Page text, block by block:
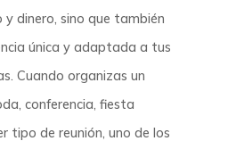
dinero, sino que también
única y adaptada a tus
Cuando organizas un
conferencia, fiesta
tipo de reunión, uno de los